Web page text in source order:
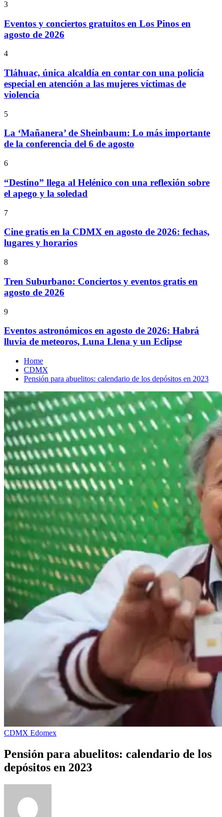
3
Eventos y conciertos gratuitos en Los Pinos en
agosto de 2026
4
Tláhuac, única alcaldía en contar con una policía
especial en atención a las mujeres víctimas de
violencia
5
La ‘Mañanera’ de Sheinbaum: Lo más importante
de la conferencia del 6 de agosto
6
“Destino” llega al Helénico con una reflexión sobre
el apego y la soledad
7
Cine gratis en la CDMX en agosto de 2026: fechas,
lugares y horarios
8
Tren Suburbano: Conciertos y eventos gratis en
agosto de 2026
9
Eventos astronómicos en agosto de 2026: Habrá
lluvia de meteoros, Luna Llena y un Eclipse
Home
CDMX
Pensión para abuelitos: calendario de los depósitos en 2023
CDMX Edomex
Pensión para abuelitos: calendario de los
depósitos en 2023